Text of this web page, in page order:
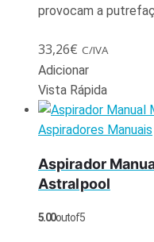
provocam a
33,26€ C/IVA
Adicionar
Vista Rápida
Aspiradores Manuais
Aspirador
Astralpool
5.00out of 5